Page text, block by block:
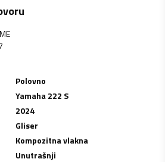
Polovno
Yamaha 222 S
2024
Gliser
Kompozitna vlakna
Unutrašnji